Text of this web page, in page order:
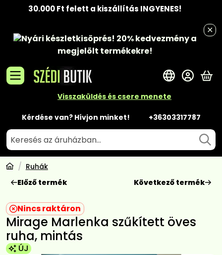
30.000 Ft felett a kiszállítás INGYENES!
Nyári készletkisöprés! 20% kedvezménya
megjelölt termékekre!
Visszaküldés és csere menete
Kérdése van? Hívjon minket! +36303317787
A
Ruhák
Előző termék
Következő termék
Nincs raktáron
Mirage Marlenka szűkített öves
ruha, mintás
ÚJ